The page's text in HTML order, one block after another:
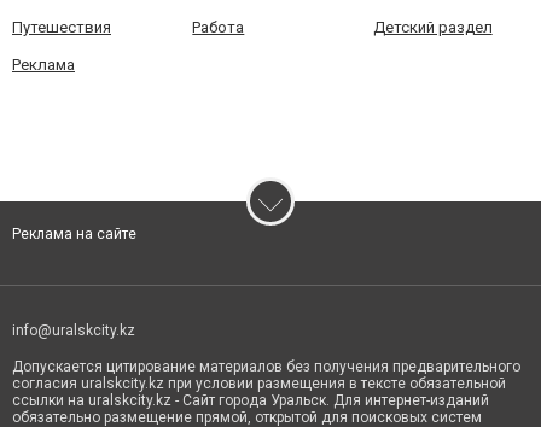
Путешествия Работа Детский раздел
Реклама
Реклама на сайте
info@uralskcity.kz
Допускается цитирование материалов без получения предварительного
согласия uralskcity.kz при условии размещения в тексте обязательной
ссылки на uralskcity.kz - Сайт города Уральск. Для интернет-изданий
обязательно размещение прямой, открытой для поисковых систем